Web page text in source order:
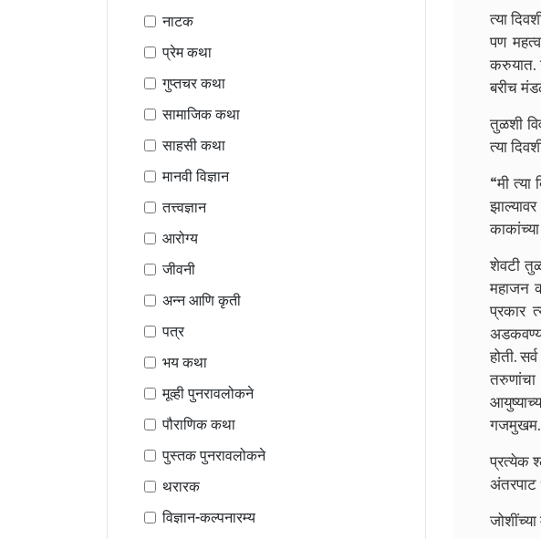
नाटक
प्रेम कथा
गुप्तचर कथा
सामाजिक कथा
साहसी कथा
मानवी विज्ञान
तत्त्वज्ञान
आरोग्य
जीवनी
अन्न आणि कृती
पत्र
भय कथा
मूव्ही पुनरावलोकने
पौराणिक कथा
पुस्तक पुनरावलोकने
थरारक
विज्ञान-कल्पनारम्य
त्या
पण
करुयात.
बरीच
तुळशी
त्या
“मी
शेवटी
महाजन
प्रकार
होती.
प्रत्येक
अंतरपाट